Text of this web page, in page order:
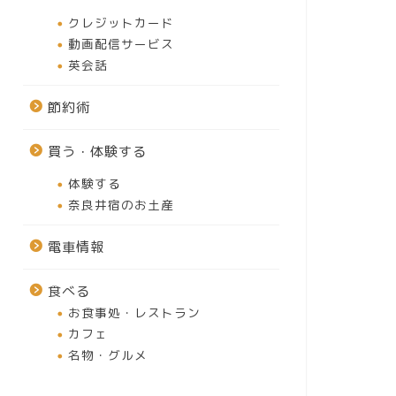
クレジットカード
動画配信サービス
英会話
節約術
買う・体験する
体験する
奈良井宿のお土産
電車情報
食べる
お食事処・レストラン
カフェ
名物・グルメ